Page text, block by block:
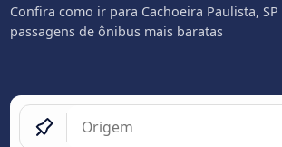
Confira como ir para Cachoeira Paulista,
passagens de ônibus mais baratas